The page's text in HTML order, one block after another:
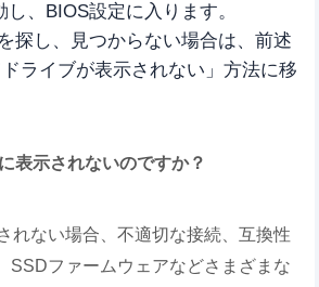
、BIOS設定に入ります。
探し、見つからない場合は、前述
ライブが表示されない」方法に移
表示されないのですか？
れない場合、不適切な接続、互換性
SSDファームウェアなどさまざまな